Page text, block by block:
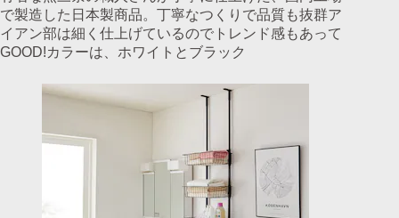
で製造した日本製商品。丁寧なつくりで品質も抜群ア
イアン部は細く仕上げているのでトレンド感もあって
GOOD!カラーは、ホワイトとブラック